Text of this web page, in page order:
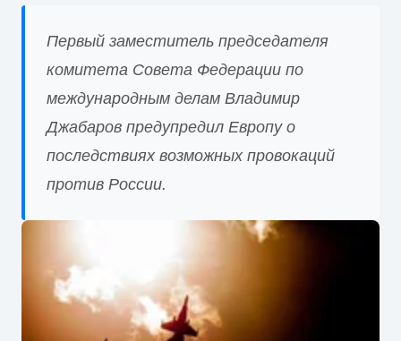
Первый заместитель председателя
комитета Совета Федерации по
международным делам Владимир
Джабаров предупредил Европу о
последствиях возможных провокаций
против России.